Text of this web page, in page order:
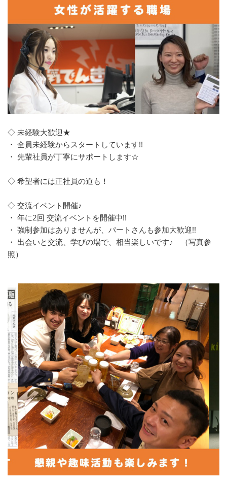
◇ 未経験大歓迎★
・ 全員未経験からスタートしています!!
・ 先輩社員が丁寧にサポートします☆
◇ 希望者には正社員の道も！
◇ 交流イベント開催♪
・ 年に2回 交流イベントを開催中!!
・ 強制参加はありませんが、パートさんも参加大歓迎!!
・ 出会いと交流、学びの場で、相当楽しいです♪ （写真参
照）